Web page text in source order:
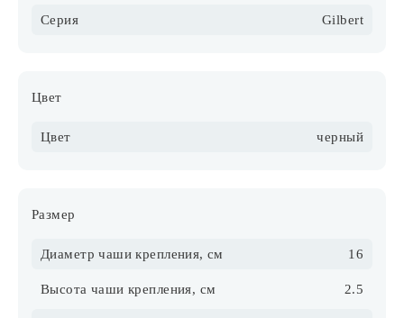
Серия Gilbert
Цвет
Цвет черный
Размер
Диаметр чаши крепления, см 16
Высота чаши крепления, см 2.5